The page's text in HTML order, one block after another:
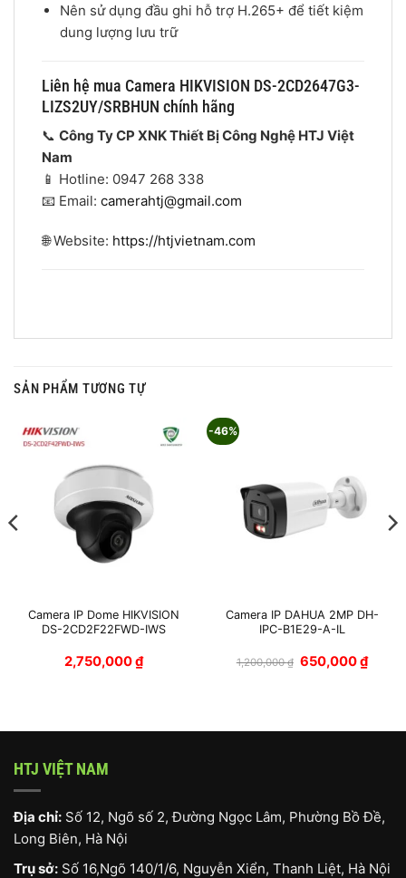
Nên sử dụng đầu ghi hỗ trợ H.265+ để tiết kiệm
dung lượng lưu trữ
Liên hệ mua Camera HIKVISION DS-2CD2647G3-
LIZS2UY/SRBHUN chính hãng
📞 Công Ty CP XNK Thiết Bị Công Nghệ HTJ Việt
Nam
📱 Hotline: 0947 268 338
📧 Email: camerahtj@gmail.com
🌐 Website: https://htjvietnam.com
SẢN PHẨM TƯƠNG TỰ
Camera IP Dome HIKVISION
DS-2CD2F22FWD-IWS
2,750,000₫
-46%
Camera IP DAHUA 2MP DH-
IPC-B1E29-A-IL
1,200,000₫ Giá
gốc
650,000₫Giá
hiện
HTJ VIỆT NAM
Địa chỉ: Số 12, Ngõ số 2, Đường Ngọc Lâm, Phường Bồ Đề,
Long Biên, Hà Nội
Trụ sở: Số 16,Ngõ 140/1/6, Nguyễn Xiển, Thanh Liệt, Hà Nội